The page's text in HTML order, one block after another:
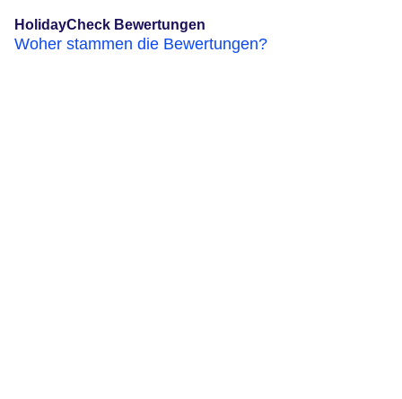
HolidayCheck Bewertungen
Woher stammen die Bewertungen?